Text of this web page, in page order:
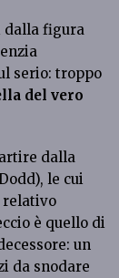
dalla figura
serio: troppo
del vero
dalla
le cui
relativo
è quello di
un
da snodare